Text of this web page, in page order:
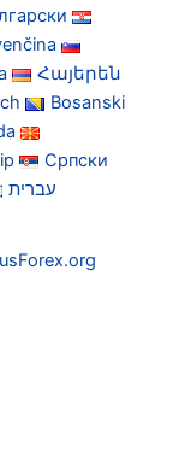
Հայերեն
Bosanski
Српски
עברית